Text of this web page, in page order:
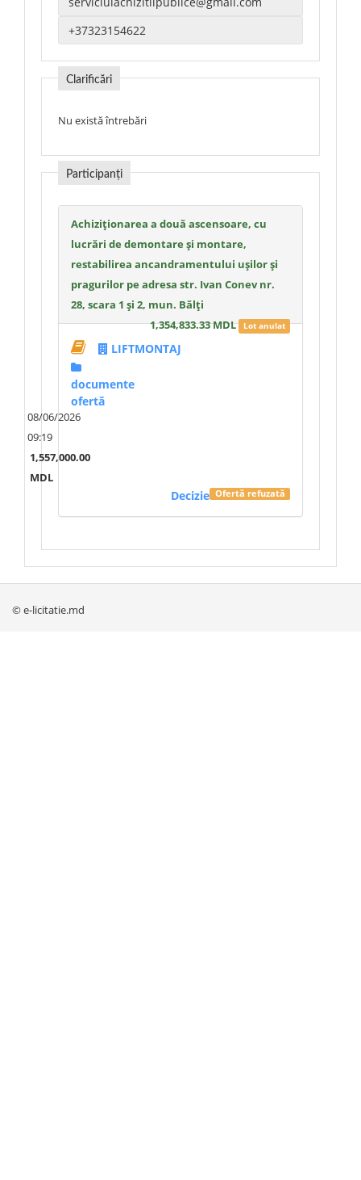
Clarificări
Nu există întrebări
Participanți
Achiziționarea a două ascensoare, cu
lucrări de demontare și montare,
restabilirea ancandramentului ușilor și
pragurilor pe adresa str. Ivan Conev nr.
28, scara 1 și 2, mun. Bălți
1,354,833.33 MDL Lot anulat
LIFTMONTAJ
documente
ofertă
08/06/2026
09:19
1,557,000.00
MDL
Ofertă refuzată
Decizie
© e-licitatie.md